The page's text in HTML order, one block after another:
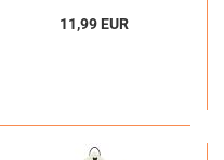
11,99 EUR